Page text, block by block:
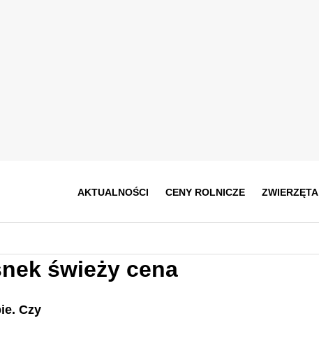
AKTUALNOŚCI CENY ROLNICZE ZWIERZĘTA
świeży cena
Czy